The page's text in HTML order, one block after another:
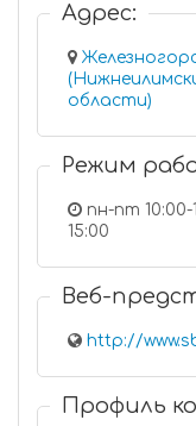
Адрес:
области)
Режим
пн-пт 10:00-
15:00
Веб-
http://
Профиль